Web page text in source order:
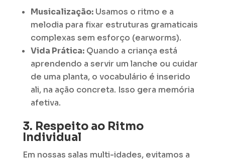
Musicalização:Usamos o ritmo e a
melodia para fixar estruturas gramaticais
complexas sem esforço (earworms).
Vida Prática:Quando a criança está
aprendendo a servir um lanche ou cuidar
de uma planta, o vocabulário é inserido
ali, na ação concreta. Isso gera memória
afetiva.
3. Respeito ao Ritmo
Individual
Em nossas salas multi-idades, evitamos a